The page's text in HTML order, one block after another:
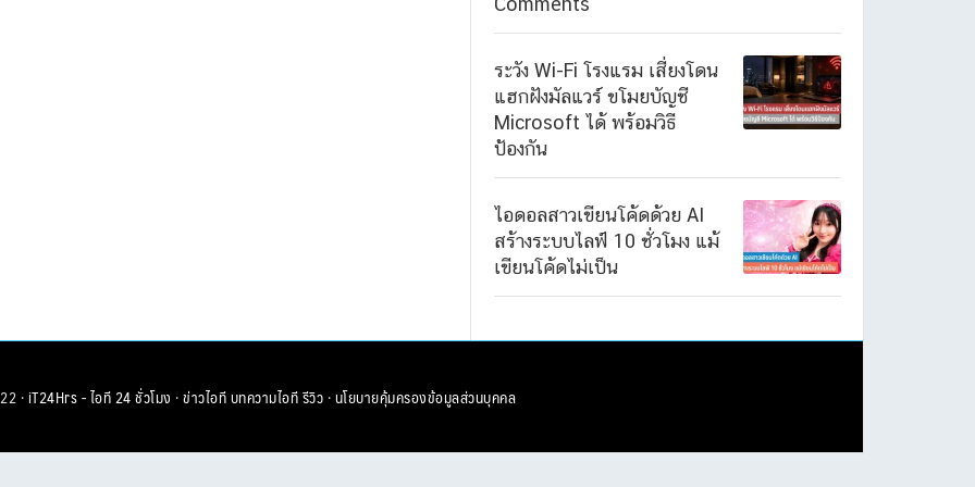
ระวัง Wi-Fi โรงแรม เสี่ยงโดน
แฮกฝังมัลแวร์ ขโมยบัญชี
Microsoft ได้ พร้อมวิธี
ป้องกัน
ไอดอลสาวเขียนโค้ดด้วย AI
สร้างระบบไลฟ์ 10 ชั่วโมง แม้
เขียนโค้ดไม่เป็น
·iT24Hrs - ไอที 24 ชั่วโมง ·ข่าวไอทีบทความไอทีรีวิว ·นโยบายคุ้มครองข้อมูลส่วนบุคคล